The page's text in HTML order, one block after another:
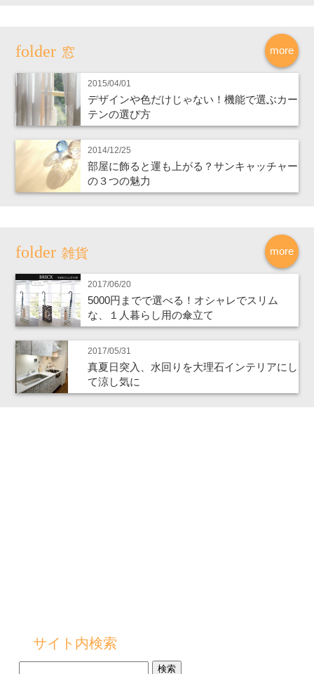
more
窓
2015/04/01
デザインや色だけじゃない！機能で選ぶカー
テンの選び方
2014/12/25
部屋に飾ると運も上がる？サンキャッチャー
の３つの魅力
more
雑貨
2017/06/20
5000円までで選べる！オシャレでスリム
な、１人暮らし用の傘立て
2017/05/31
真夏日突入、水回りを大理石インテリアにし
て涼し気に
サイト内検索